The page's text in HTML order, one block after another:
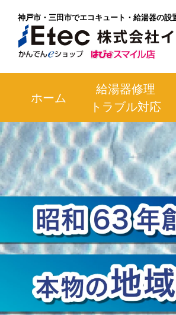
神戸市・三田市でエコキュート・給湯器の設
ホーム
給湯器修理
トラブル対応